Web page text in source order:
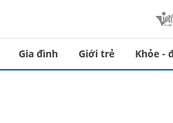
Gia đình Giới trẻ Khỏe -